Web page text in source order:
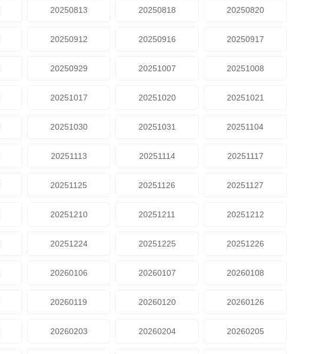
20250813 20250818 20250820
20250912 20250916 20250917
20250929 20251007 20251008
20251017 20251020 20251021
20251030 20251031 20251104
20251113 20251114 20251117
20251125 20251126 20251127
20251210 20251211 20251212
20251224 20251225 20251226
20260106 20260107 20260108
20260119 20260120 20260126
20260203 20260204 20260205